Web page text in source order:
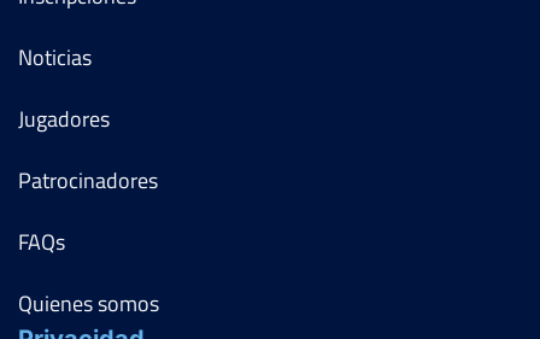
Noticias
Jugadores
Patrocinadores
FAQs
Quienes somos